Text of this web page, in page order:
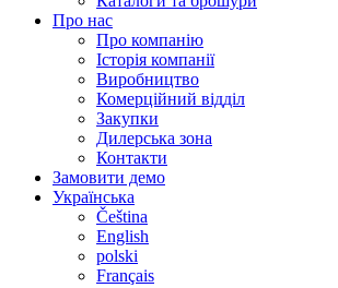
Про нас
Про компанію
Історія компанії
Виробництво
Комерційний відділ
Закупки
Дилерська зона
Контакти
Замовити демо
Українська
Čeština
English
polski
Français